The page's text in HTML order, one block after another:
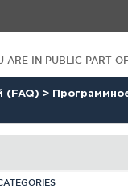
ARE IN PUBLIC PART
(FAQ) >